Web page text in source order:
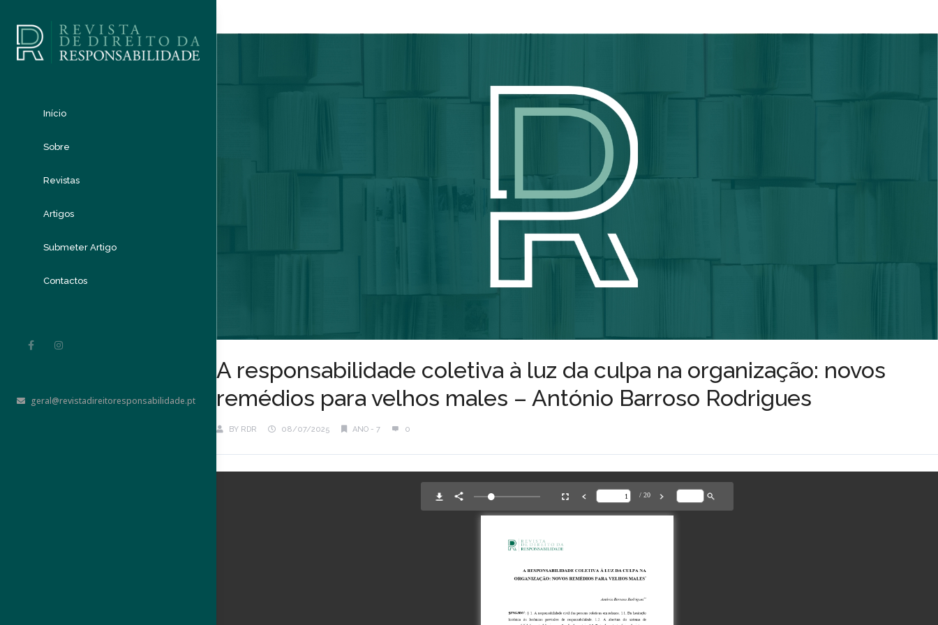
Início
Sobre
Revistas
Artigos
Submeter Artigo
Contactos
geral@revistadireitoresponsabilidade.pt
A responsabilidade coletiva à luz da culpa na organização: novos
remédios para velhos males – António Barroso Rodrigues
BY RDR 08/07/2025 ANO - 7 0